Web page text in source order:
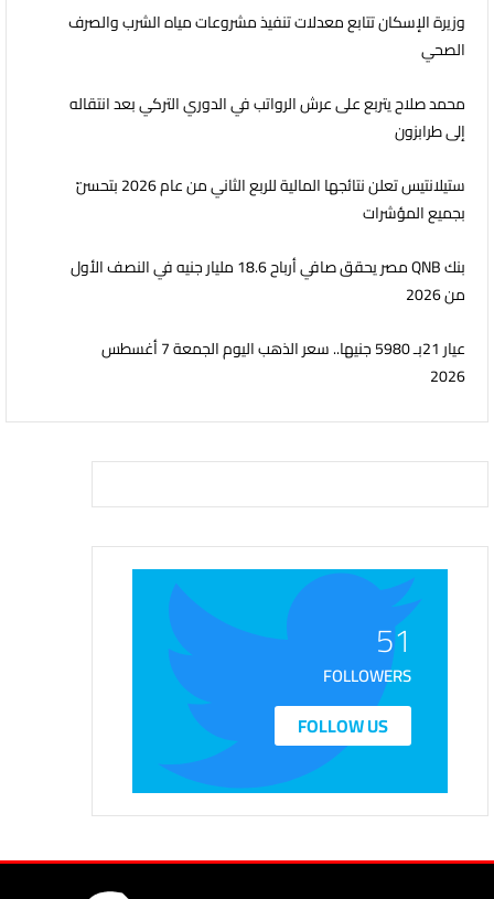
وزيرة الإسكان تتابع معدلات تنفيذ مشروعات مياه الشرب والصرف
الصحي
محمد صلاح يتربع على عرش الرواتب في الدوري التركي بعد انتقاله
إلى طرابزون
ستيلانتيس تعلن نتائجها المالية للربع الثاني من عام 2026 بتحسّن
بجميع المؤشرات
بنك QNB مصر يحقق صافي أرباح 18.6 مليار جنيه في النصف الأول
من 2026
عيار 21بـ 5980 جنيها.. سعر الذهب اليوم الجمعة 7 أغسطس
2026
51
FOLLOWERS
FOLLOW US